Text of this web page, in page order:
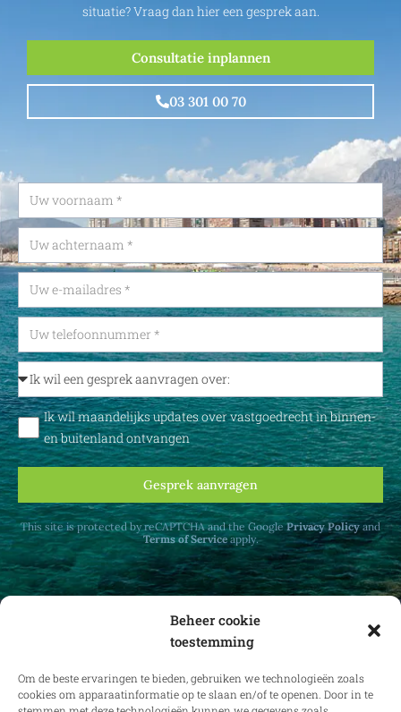
Beheer cookie
toestemming
Om de beste ervaringen te bieden, gebruiken we technologieën zoals
cookies om apparaatinformatie op te slaan en/of te openen. Door in te
situatie? Vraag dan hier een gesprek aan.
Consultatie inplannen
03 301 00 70
Ik wil maandelijks updates over vastgoedrecht in binnen-
en buitenland ontvangen
Gesprek aanvragen
This site is protected by reCAPTCHA and the GooglePrivacy Policyand
Terms of Serviceapply.
Ontvang maandelijks updates over
vastgoedrecht in binnen- en buitenland.